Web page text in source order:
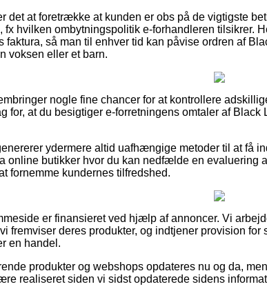
det at foretrække at kunden er obs på de vigtigste
fx hvilken ombytningspolitik e-forhandleren tilsikrer.
faktura, så man til enhver tid kan påvise ordren af
voksen eller et barn.
nogle fine chancer for at kontrollere
for, at du besigtiger e-forretningens omtaler af
ydermere altid uafhængige metoder til at få
online butikker hvor du kan nedfælde en evaluering
fornemme kundernes tilfredshed.
er finansieret ved hjælp af annoncer. Vi
fremviser deres produkter, og indtjener provision
en handel.
produkter og webshops opdateres nu og da,
realiseret siden vi sidst opdaterede sidens